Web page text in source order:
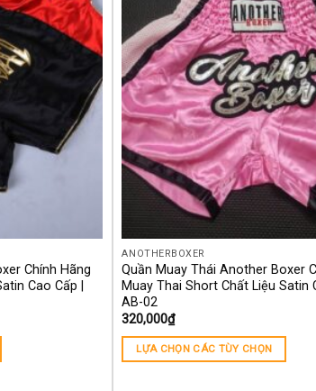
Chính Hãng
Cao Cấp |
ANOTHERBOXER
Quần Muay Thái Another Boxer
Muay Thai Short Chất Liệu Satin
AB-02
320,000₫
LỰA CHỌN CÁC TÙY CHỌN